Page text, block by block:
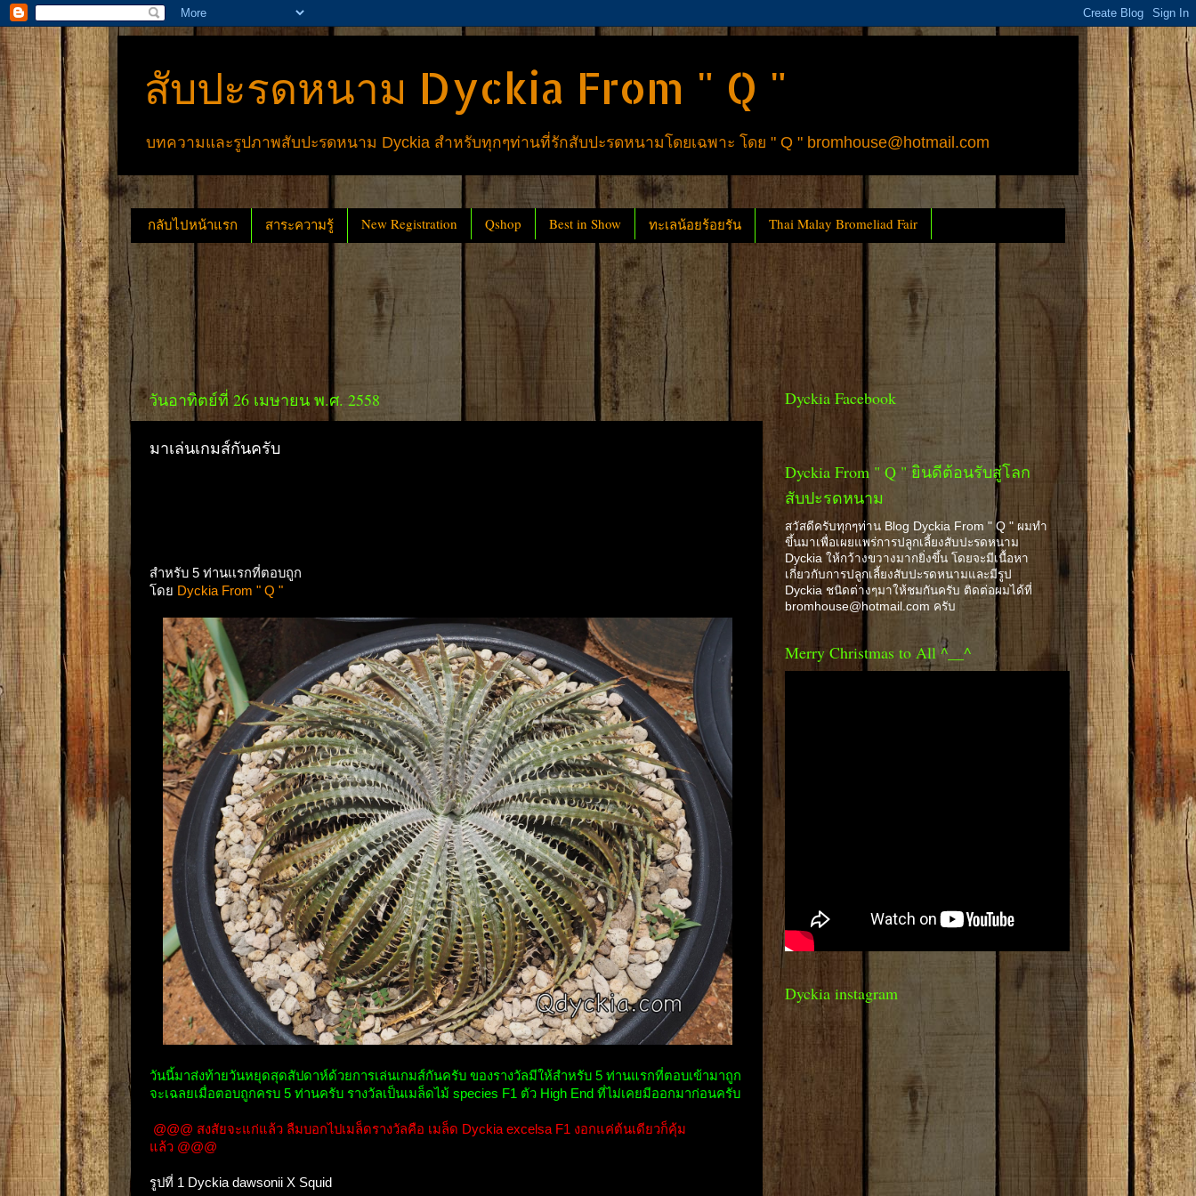
สับปะรดหนาม Dyckia From " Q "
บทความและรูปภาพสับปะรดหนาม Dyckia สำหรับทุกๆท่านที่รักสับปะรดหนามโดยเฉพาะ โดย " Q " bromhouse@hotmail.com
กลับไปหน้าแรก สาระความรู้ New Registration Qshop Best in Show ทะเลน้อยร้อยรัน Thai Malay Bromeliad Fair
วันอาทิตย์ที่ 26 เมษายน พ.ศ. 2558
มาเล่นเกมส์กันครับ
สำหรับ 5 ท่านเเรกที่ตอบถูก
โดย Dyckia From " Q "
วันนี้มาส่งท้ายวันหยุดสุดสัปดาห์ด้วยการเล่นเกมส์กันครับ ของรางวัลมีให้สำหรับ 5 ท่านแรกที่ตอบเข้ามาถูก
จะเฉลยเมื่อตอบถูกครบ 5 ท่านครับ รางวัลเป็นเมล็ดไม้ species F1 ตัว High End ที่ไม่เคยมีออกมาก่อนครับ
@@@ สงสัยจะแก่แล้ว ลืมบอกไปเมล็ดรางวัลคือ เมล็ด Dyckia excelsa F1 งอกแค่ต้นเดียวก็คุ้ม
แล้ว @@@
รูปที่ 1 Dyckia dawsonii X Squid
Dyckia Facebook
Dyckia From " Q " ยินดีต้อนรับสู่โลก
สับปะรดหนาม
สวัสดีครับทุกๆท่าน Blog Dyckia From " Q " ผมทำ
ขึ้นมาเพื่อเผยแพร่การปลูกเลี้ยงสับปะรดหนาม
Dyckia ให้กว้างขวางมากยิ่งขึ้น โดยจะมีเนื้อหา
เกี่ยวกับการปลูกเลี้ยงสับปะรดหนามและมีรูป
Dyckia ชนิดต่างๆมาให้ชมกันครับ ติดต่อผมได้ที่
bromhouse@hotmail.com ครับ
Merry Christmas to All ^__^
Dyckia instagram